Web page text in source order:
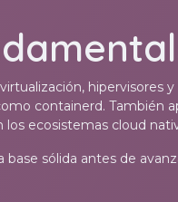
hipervisores
containerd. También
los ecosistemas cloud
base sólida antes de